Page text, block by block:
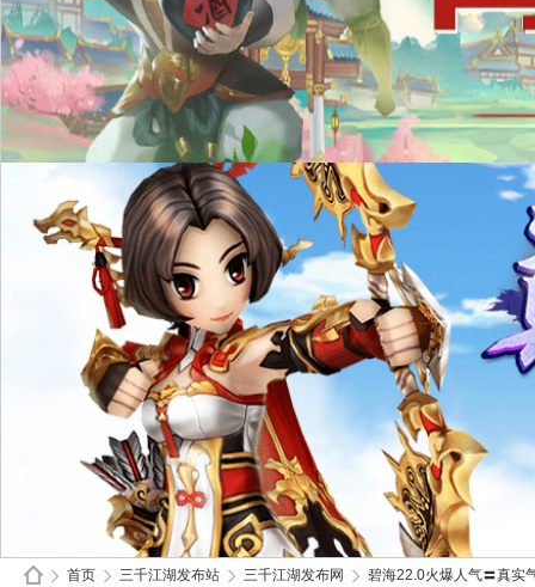
首页 三千江湖发布站 三千江湖发布网 碧海22.0火爆人气〓真实